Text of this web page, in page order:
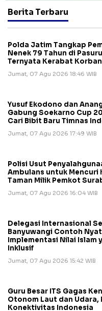
Berita Terbaru
Polda Jatim Tangkap
Nenek 79 Tahun di
Ternyata Kerabat Korban
Jumat, 07 Agu 2026 18:46 WIB
Yusuf Ekodono dan
Gabung Soekarno Cup
Cari Bibit Baru Timnas
Jumat, 07 Agu 2026 17:49 WIB
Polisi Usut
Ambulans untuk Mencuri
Taman Milik Pemkot
Jumat, 07 Agu 2026 16:04 WIB
Delegasi Internasional
Banyuwangi Contoh
Implementasi Nilai Islam
Inklusif
Jumat, 07 Agu 2026 15:42 WIB
Guru Besar ITS Gagas
Otonom Laut dan Udara,
Konektivitas Indonesia